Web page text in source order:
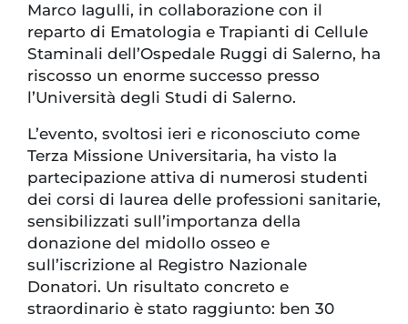
Marco Iagulli, in collaborazione con il
reparto di Ematologia e Trapianti di Cellule
Staminali dell’Ospedale Ruggi di Salerno, ha
riscosso un enorme successo presso
l’Università degli Studi di Salerno.
L’evento, svoltosi ieri e riconosciuto come
Terza Missione Universitaria, ha visto la
partecipazione attiva di numerosi studenti
dei corsi di laurea delle professioni sanitarie,
sensibilizzati sull’importanza della
donazione del midollo osseo e
sull’iscrizione al Registro Nazionale
Donatori. Un risultato concreto e
straordinario è stato raggiunto: ben 30